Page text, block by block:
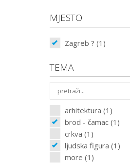
MJESTO
Zagreb ? (1)
TEMA
arhitektura (1)
brod - čamac (1)
crkva (1)
ljudska figura (1)
more (1)